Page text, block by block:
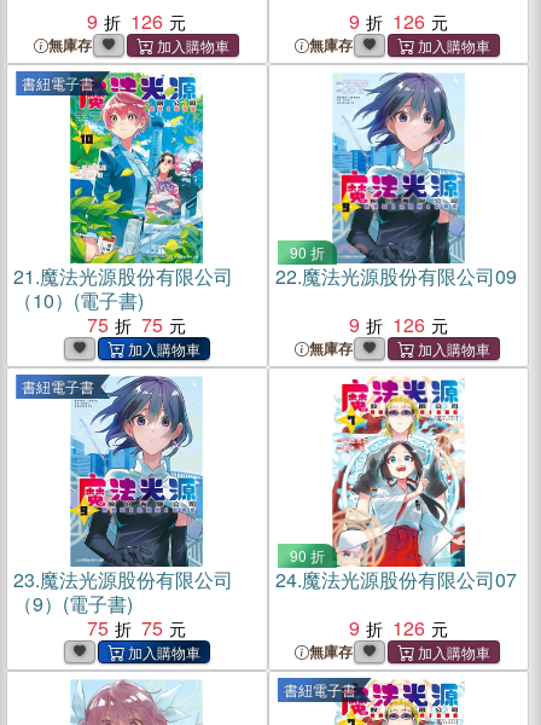
9 126
無庫存
9 126
無庫存
書紐電子書
21.魔法光源股份有限公司
（10）(電子書)
75
75
90 折
22.魔法光源股份有限公司09
9
126
無庫存
書紐電子書
23.魔法光源股份有限公司
（9）(電子書)
75
75
90 折
24.魔法光源股份有限公司07
9
126
無庫存
書紐電子書